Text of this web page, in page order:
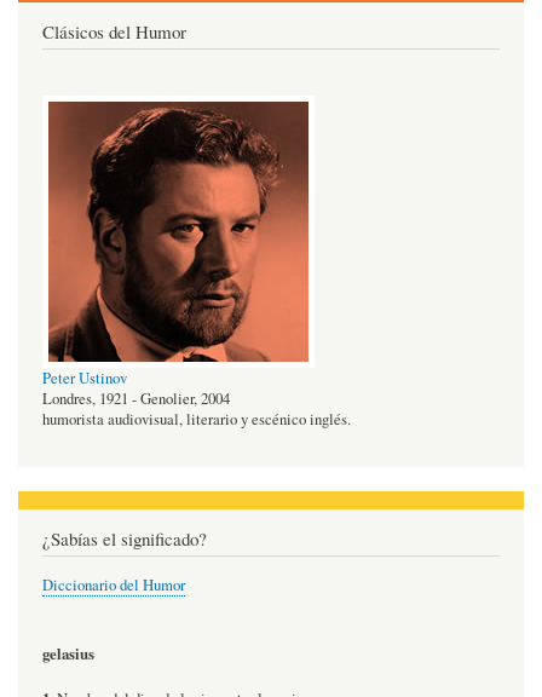
Clásicos del Humor
Peter Ustinov
Londres, 1921 - Genolier, 2004
humorista audiovisual, literario y escénico inglés.
¿Sabías el significado?
Diccionario del Humor
gelasius